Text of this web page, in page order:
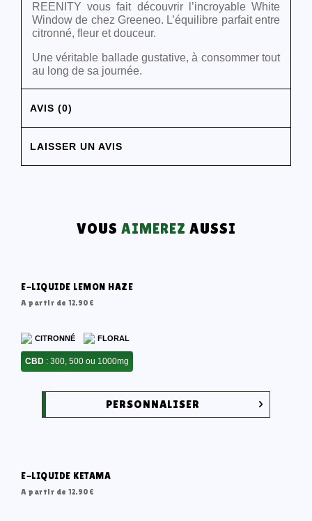
REENITY vous fait découvrir l’incroyable White
Window de chez Greeneo. L’équilibre parfait entre
citronné, fleur et douceur.
Une véritable ballade gustative, à consommer tout
au long de sa journée.
AVIS (0)
LAISSER UN AVIS
VOUS AIMEREZ AUSSI
E-LIQUIDE LEMON HAZE
A partir de 12.90 €
CITRONNÉ FLORAL
CBD : 300, 500 ou 1000mg
PERSONNALISER
E-LIQUIDE KETAMA
A partir de 12.90 €